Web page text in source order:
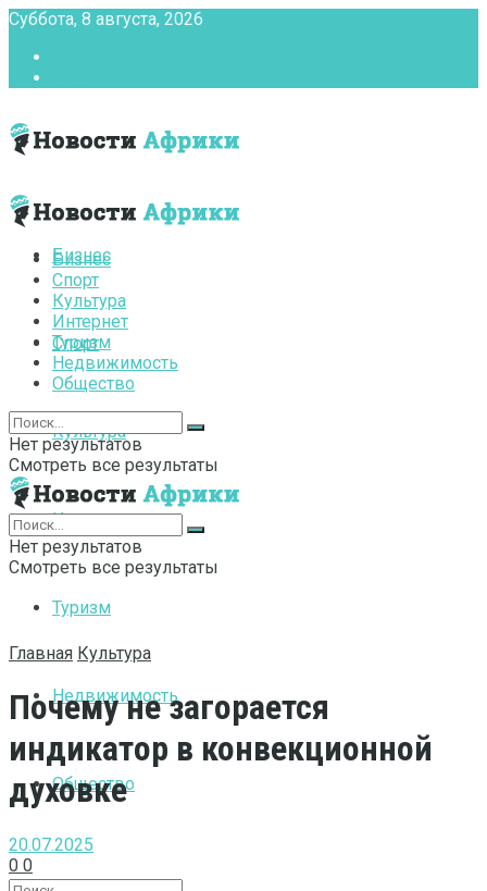
Суббота, 8 августа, 2026
Бизнес
Спорт
Культура
Интернет
Туризм
Недвижимость
Общество
Бизнес
Спорт
Культура
Интернет
Туризм
Недвижимость
Общество
Нет результатов
Смотреть все результаты
Нет результатов
Смотреть все результаты
Главная Культура
Почему не загорается
индикатор в конвекционной
духовке
20.07.2025
0 0